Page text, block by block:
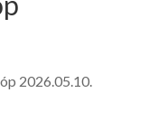
2026.05.10.